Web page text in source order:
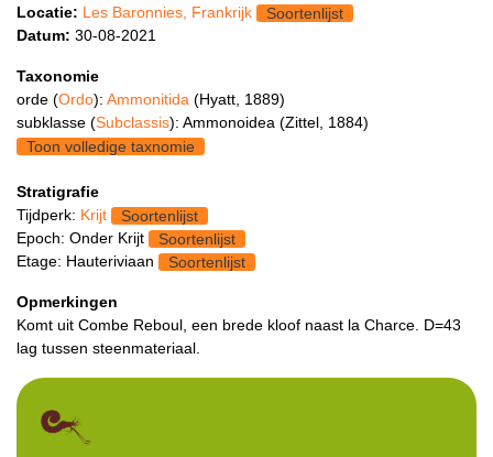
Locatie: Les Baronnies, Frankrijk
Soortenlijst
Datum: 30-08-2021
Taxonomie
orde (Ordo): Ammonitida (Hyatt, 1889)
subklasse (Subclassis): Ammonoidea (Zittel, 1884)
Toon volledige taxnomie
Stratigrafie
Tijdperk: Krijt
Soortenlijst
Epoch: Onder Krijt
Soortenlijst
Etage: Hauteriviaan
Soortenlijst
Opmerkingen
Komt uit Combe Reboul, een brede kloof naast la Charce. D=43
lag tussen steenmateriaal.